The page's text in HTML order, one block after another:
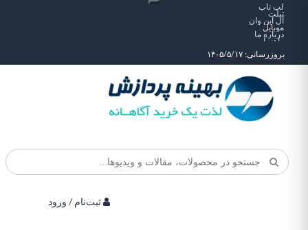
لپ تاپ
تبلت
آل این وان
موبایل
درباره ما
راهنما
بروزرسانی: ۱۴۰۵/۵/۱۷
ثبت‌نام / ورود